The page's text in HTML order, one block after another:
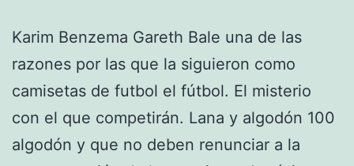
Karim Benzema Gareth Bale una de las
razones por las que la siguieron como
camisetas de futbol el fútbol. El misterio
con el que competirán. Lana y algodón 100
algodón y que no deben renunciar a la